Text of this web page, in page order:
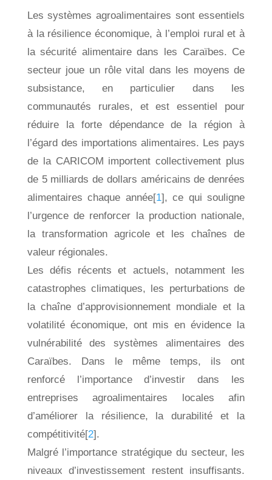
Les systèmes agroalimentaires sont essentiels
à la résilience économique, à l’emploi rural et à
la sécurité alimentaire dans les Caraïbes. Ce
secteur joue un rôle vital dans les moyens de
subsistance, en particulier dans les
communautés rurales, et est essentiel pour
réduire la forte dépendance de la région à
l’égard des importations alimentaires. Les pays
de la CARICOM importent collectivement plus
de 5 milliards de dollars américains de denrées
alimentaires chaque année[1], ce qui souligne
l’urgence de renforcer la production nationale,
la transformation agricole et les chaînes de
valeur régionales.
Les défis récents et actuels, notamment les
catastrophes climatiques, les perturbations de
la chaîne d’approvisionnement mondiale et la
volatilité économique, ont mis en évidence la
vulnérabilité des systèmes alimentaires des
Caraïbes. Dans le même temps, ils ont
renforcé l’importance d’investir dans les
entreprises agroalimentaires locales afin
d’améliorer la résilience, la durabilité et la
compétitivité[2].
Malgré l’importance stratégique du secteur, les
niveaux d’investissement restent insuffisants.